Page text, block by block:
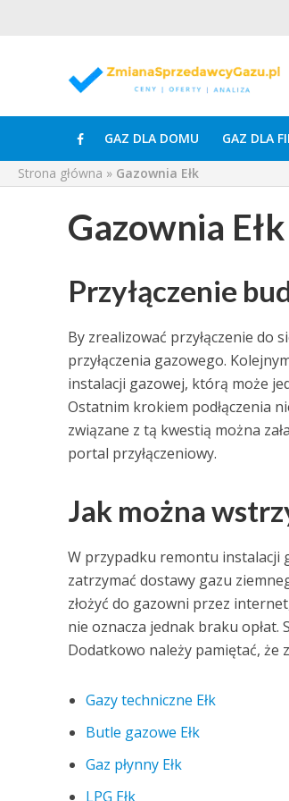
GAZ DLA DOMU GAZ DLA
Strona główna » Gazownia Ełk
Gazownia Ełk
Przyłączenie
By zrealizować przyłączenie do
przyłączenia gazowego.
instalacji gazowej, którą może
Ostatnim krokiem podłączenia
związane z tą kwestią można
portal przyłączeniowy.
Jak można
W przypadku remontu instalacji
zatrzymać dostawy gazu
złożyć do gazowni przez
nie oznacza jednak braku opłat.
Dodatkowo należy pamiętać, że
Gazy techniczne Ełk
Butle gazowe Ełk
Gaz płynny Ełk
LPG Ełk